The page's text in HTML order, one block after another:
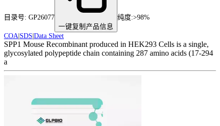
目录号: GP26077
一键复制产品信息
纯度:>98%
COA SDS Data Sheet
SPP1 Mouse Recombinant produced in HEK293 Cells is a single,
glycosylated polypeptide chain containing 287 amino acids (17-294
a